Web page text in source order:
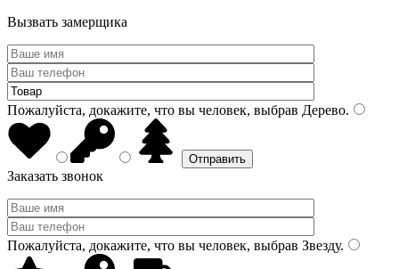
Вызвать замерщика
Пожалуйста, докажите, что вы человек, выбрав Дерево.
Заказать звонок
Пожалуйста, докажите, что вы человек, выбрав Звезду.